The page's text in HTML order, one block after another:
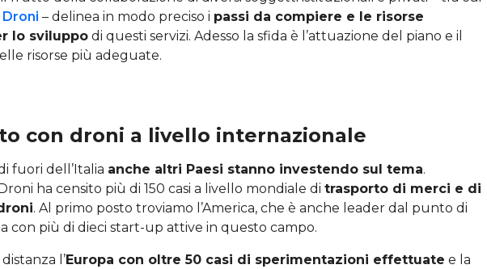
– delinea in modo preciso i passi da compiere e le risorse
lo sviluppo di questi servizi. Adesso la sfida è l’attuazione del piano e il
risorse più adeguate.
con droni a livello internazionale
fuori dell’Italia anche altri Paesi stanno investendo sul tema.
ha censito più di 150 casi a livello mondiale di trasporto di merci e di
. Al primo posto troviamo l’America, che è anche leader dal punto di
con più di dieci start-up attive in questo campo.
l’Europa con oltre 50 casi di sperimentazioni effettuate e la